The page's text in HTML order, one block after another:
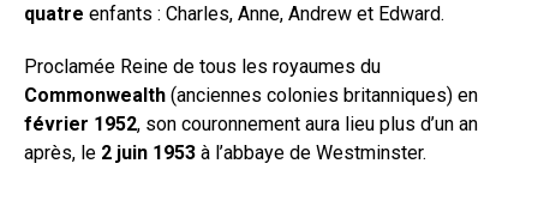
quatre enfants : Charles, Anne, Andrew et Edward.
Proclamée Reine de tous les royaumes du
Commonwealth (anciennes colonies britanniques) en
février 1952, son couronnement aura lieu plus d’un an
après, le 2 juin 1953 à l’abbaye de Westminster.